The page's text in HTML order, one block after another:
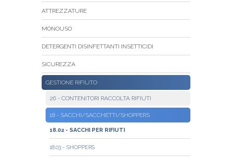
ATTREZZATURE
MONOUSO
DETERGENTI DISINFETTANTI INSETTICIDI
SICUREZZA
GESTIONE RIFIUTO
26 - CONTENITORI RACCOLTA RIFIUTI
18 - SACCHI/SACCHETTI/SHOPPERS
18.02 - SACCHI PER RIFIUTI
18.03 - SHOPPERS